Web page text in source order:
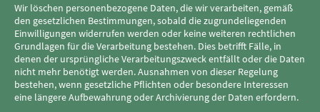
Wir löschen personenbezogene Daten, die wir verarbeiten, gemäß
den gesetzlichen Bestimmungen, sobald die zugrundeliegenden
Einwilligungen widerrufen werden oder keine weiteren rechtlichen
Grundlagen für die Verarbeitung bestehen. Dies betrifft Fälle, in
denen der ursprüngliche Verarbeitungszweck entfällt oder die Daten
nicht mehr benötigt werden. Ausnahmen von dieser Regelung
bestehen, wenn gesetzliche Pflichten oder besondere Interessen
eine längere Aufbewahrung oder Archivierung der Daten erfordern.